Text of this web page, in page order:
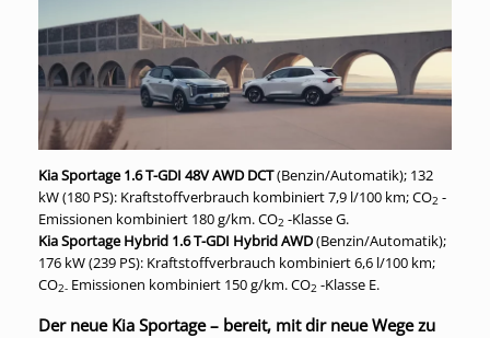
Kia Sportage 1.6 T-GDI 48V AWD DCT(Benzin/Automatik); 132
kW (180 PS): Kraftstoffverbrauch kombiniert 7,9 l/100 km; CO2 -
Emissionen kombiniert 180 g/km. CO2 -Klasse G.
Kia Sportage Hybrid 1.6 T-GDI Hybrid AWD(Benzin/Automatik);
176 kW (239 PS): Kraftstoffverbrauch kombiniert 6,6 l/100 km;
CO2- Emissionen kombiniert 150 g/km. CO2 -Klasse E.
Der neue Kia Sportage – bereit, mit dir neue Wege zu